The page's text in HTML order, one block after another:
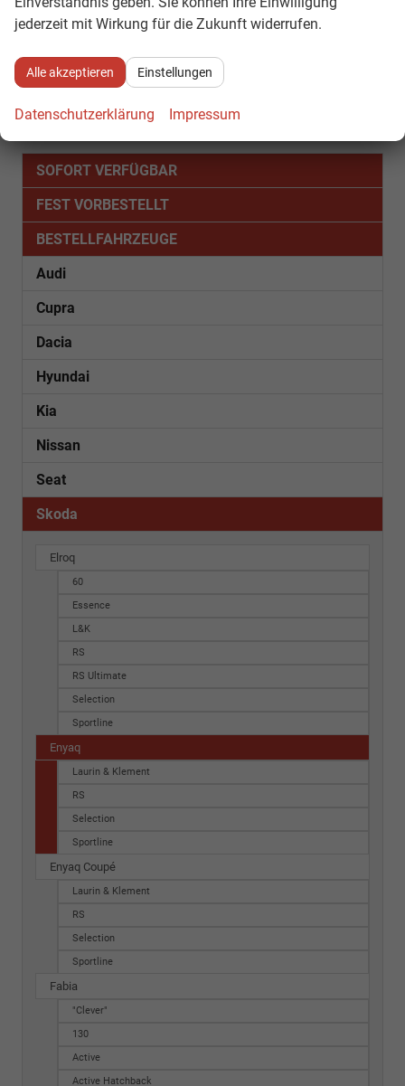
Seiten:
1 2
Fahrzeugnr.
SOFORT VERFÜGBAR
FEST VORBESTELLT
BESTELLFAHRZEUGE
Audi
Cupra
Dacia
Hyundai
Kia
Nissan
Seat
Skoda
Elroq
60
Essence
L&K
RS
RS Ultimate
Selection
Sportline
Enyaq
Laurin & Klement
RS
Selection
Sportline
Enyaq Coupé
Laurin & Klement
RS
Selection
Sportline
Fabia
"Clever"
130
Active
Active Hatchback
jederzeit mit Wirkung für die Zukunft widerrufen.
Alle akzeptieren Einstellungen
Datenschutzerklärung Impressum